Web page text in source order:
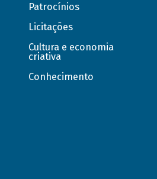
Patrocínios
Licitações
Cultura e economia
criativa
Conhecimento